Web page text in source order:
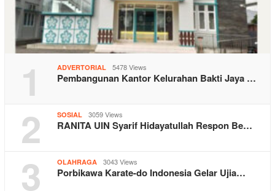
1 ADVERTORIAL 5478 Views
Pembangunan Kantor Kelurahan Bakti Jaya …
2 SOSIAL 3059 Views
RANITA UIN Syarif Hidayatullah Respon Be…
3 OLAHRAGA 3043 Views
Porbikawa Karate-do Indonesia Gelar Ujia…